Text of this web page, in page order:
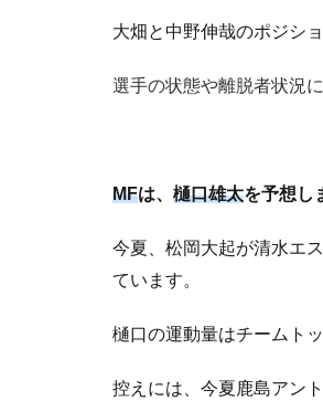
大畑と中野伸哉のポジシ
選手の状態や離脱者状況
MFは、 樋口雄太を予想し
今夏、松岡大起が清水エ
ています。
樋口の運動量はチームト
控えには、今夏鹿島アン